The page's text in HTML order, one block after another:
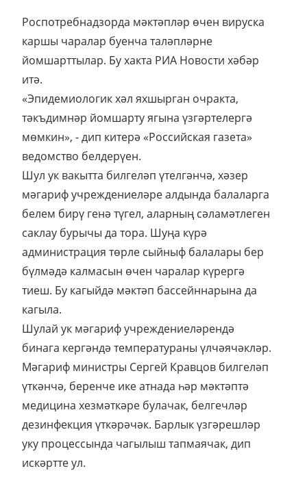
Роспотребнадзорда мәктәпләр өчен вируска
каршы чаралар буенча таләпләрне
йомшарттылар. Бу хакта РИА Новости хәбәр
итә.
«Эпидемиологик хәл яхшырган очракта,
тәкъдимнәр йомшарту ягына үзгәртелергә
мөмкин», - дип китерә «Российская газета»
ведомство белдерүен.
Шул ук вакытта билгеләп үтелгәнчә, хәзер
мәгариф учреждениеләре алдында балаларга
белем бирү генә түгел, аларның сәламәтлеген
саклау бурычы да тора. Шуңа күрә
администрация төрле сыйныф балалары бер
бүлмәдә калмасын өчен чаралар күрергә
тиеш. Бу кагыйдә мәктәп бассейннарына да
кагыла.
Шулай ук мәгариф учреждениеләрендә
бинага кергәндә температураны үлчәячәкләр.
Мәгариф министры Сергей Кравцов билгеләп
үткәнчә, беренче ике атнада һәр мәктәптә
медицина хезмәткәре булачак, белгечләр
дезинфекция үткәрәчәк. Барлык үзгәрешләр
уку процессында чагылыш тапмаячак, дип
искәртте ул.